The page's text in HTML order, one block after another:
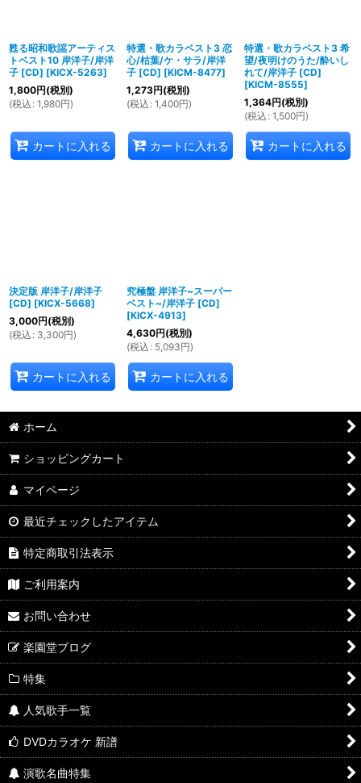
甦る昭和歌謡アーティス
トベスト10 岸洋子/岸洋
子 [CD] [KICX-5263]
1,800円(税別)
(税込 : 1,980円)
カートに入れる
特選・歌カラベスト3 恋
心/枯葉/ケ・サラ/岸洋
子 [CD] [KICM-8477]
1,273円(税別)
(税込 : 1,400円)
カートに入れる
特選・歌カラベスト3 希
望/夜明けのうた/酔いし
れて/岸洋子 [CD]
[KICM-8555]
1,364円(税別)
(税込 : 1,500円)
カートに入れる
決定版 岸洋子/岸洋子
[CD] [KICX-5668]
3,000円(税別)
(税込 : 3,300円)
カートに入れる
究極盤 岸洋子~スーパー
ベスト~/岸洋子 [CD]
[KICX-4913]
4,630円(税別)
(税込 : 5,093円)
カートに入れる
ホーム
ショッピングカート
マイページ
最近チェックしたアイテム
特定商取引法表示
ご利用案内
お問い合わせ
楽園堂ブログ
特集
人気歌手一覧
DVDカラオケ 新譜
演歌名曲特集